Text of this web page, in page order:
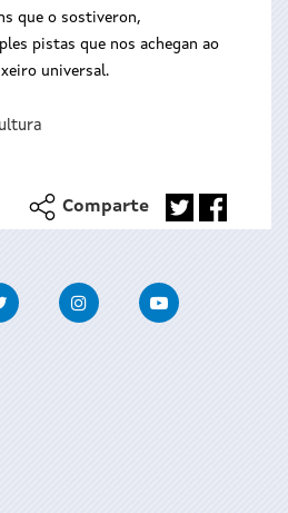
que o sostiveron,
pistas que nos achegan ao
universal.
Comparte
Twitter InstagramYoutube